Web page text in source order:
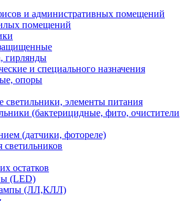
и административных помещений
помещений
гирлянды
и специального назначения
опоры
светильники, элементы питания
(бактерицидные, фито, очистители
(датчики, фотореле)
остатков
(LED)
(ЛЛ,КЛЛ)